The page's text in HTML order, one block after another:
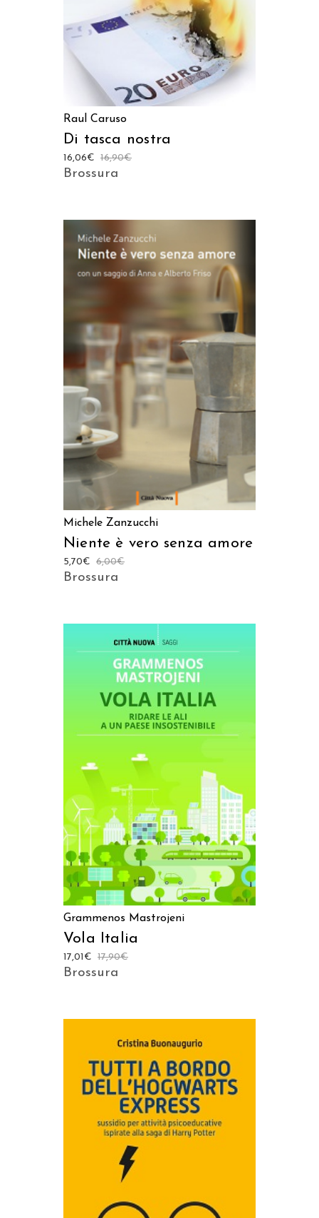
Raul Caruso
Di tasca nostra
16,90€
16,06€
Brossura
AGGIUNGI AL CARRELLO
Michele Zanzucchi
Niente è vero senza amore
6,00€
5,70€
Brossura
AGGIUNGI AL CARRELLO
Grammenos Mastrojeni
Vola Italia
17,90€
17,01 €
Brossura
AGGIUNGI AL CARRELLO